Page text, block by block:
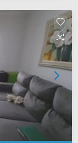
Arbix: